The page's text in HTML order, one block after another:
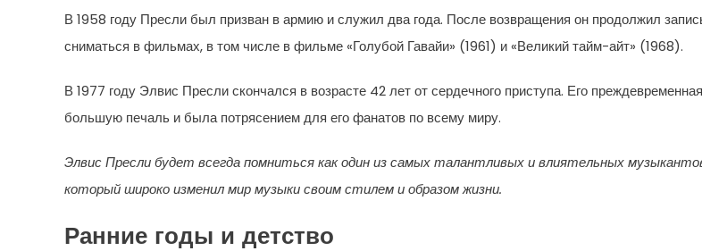
В 1958 году Пресли был призван в армию и служил два года. После возвращения он продолжил
сниматься в фильмах, в том числе в фильме «Голубой Гавайи» (1961) и «Великий тайм-айт» (1968).
В 1977 году Элвис Пресли скончался в возрасте 42 лет от сердечного приступа. Его
большую печаль и была потрясением для его фанатов по всему миру.
Элвис Пресли будет всегда помниться как один из самых талантливых и влиятельных
который широко изменил мир музыки своим стилем и образом жизни.
Ранние годы и детство